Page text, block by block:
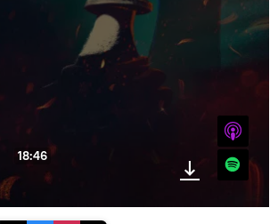
18:46 Spotify